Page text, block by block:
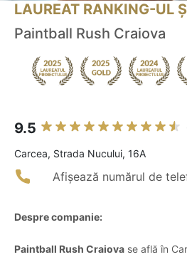
LAUREAT RANKING-UL
Paintball Rush Craiova
9.5
Carcea, Strada Nucului, 16A
Afișează numărul de
Despre companie:
Paintball Rush Craiova se află în